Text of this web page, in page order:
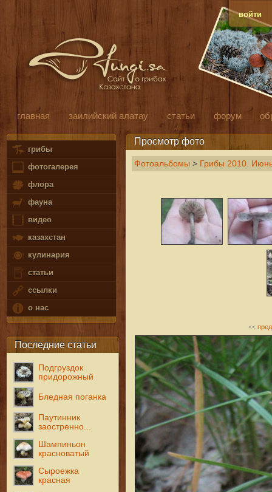
войти
главная заилийский алатау статьи форум
грибы
фотогалерея
флора
фауна
видео
казахстан
кулинария
статьи
ссылки
о нас
Последние статьи
Подгруздок
придорожный
Бледная поганка
Паутинник
заостренно...
Шампиньон
красноватый
Сыроежка
красная
Просмотр фото
Фотоальбомы > Грибы 2010.
<<